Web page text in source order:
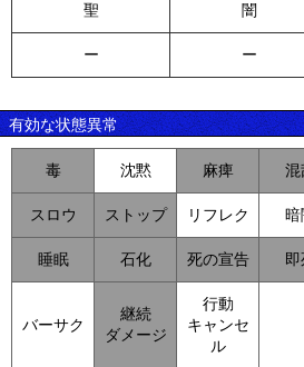
聖 闇
ー ー
有効な状態異常
毒 沈黙 麻痺 混
スロウ ストップ リフレク 暗
睡眠 石化 死の宣告
バーサク
継続
ダメージ
行動
キャンセ
ル